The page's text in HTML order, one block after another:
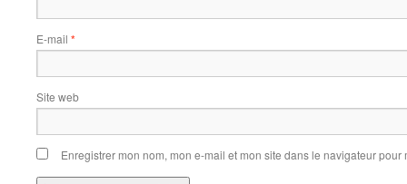
E-mail *
Site web
Enregistrer mon nom, mon e-mail et mon site dans le navigateur